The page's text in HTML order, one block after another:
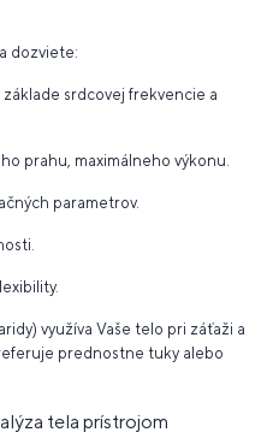
dozviete:
srdcovej frekvencie a
prahu, maximálneho výkonu.
parametrov.
využíva Vaše telo pri záťaži a
prednostne tuky alebo
tela prístrojom